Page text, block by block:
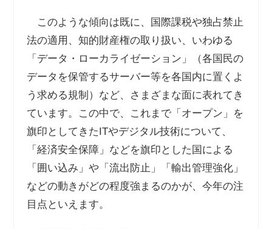
このような傾向は既に、国際課税や独占禁止
法の適用、知的財産権の取り扱い、いわゆる
「データ・ローカライゼーション」（各国民の
データを保管するサーバー等を各国内に置くよ
う求める規制）など、さまざまな面に表れてき
ています。この中で、これまで「オープン」を
旗印としてきたITやデジタル技術について、
「経済安全保障」などを旗印とした国による
「囲い込み」や「流出防止」「輸出管理強化」
などの動きがどの程度強まるのかが、今年の注
目点といえます。